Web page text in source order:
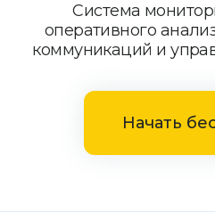
Система
оперативного
коммуникаций и
Начать